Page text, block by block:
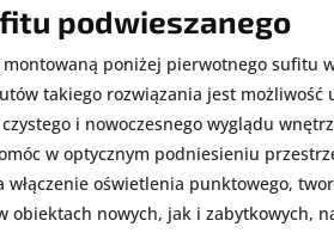
podwieszanego
poniżej pierwotnego sufitu
takiego rozwiązania jest
i nowoczesnego wyglądu
w optycznym podniesieniu
oświetlenia punktowego,
nowych, jak i zabytkowych,